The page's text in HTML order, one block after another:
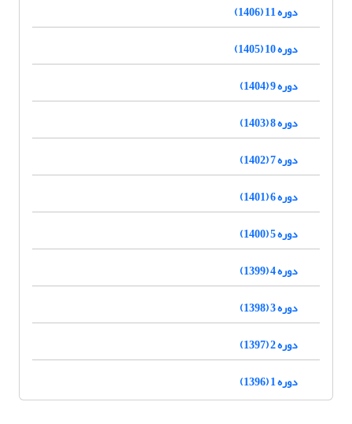
دوره 11 (1406)
دوره 10 (1405)
دوره 9 (1404)
دوره 8 (1403)
دوره 7 (1402)
دوره 6 (1401)
دوره 5 (1400)
دوره 4 (1399)
دوره 3 (1398)
دوره 2 (1397)
دوره 1 (1396)